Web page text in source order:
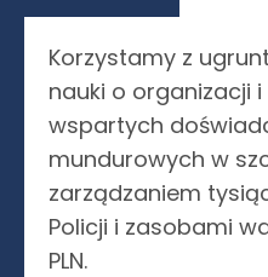
Korzystamy z
nauki o organizacji
wspartych
mundurowych w
zarządzaniem
Policji i zasobami
PLN.